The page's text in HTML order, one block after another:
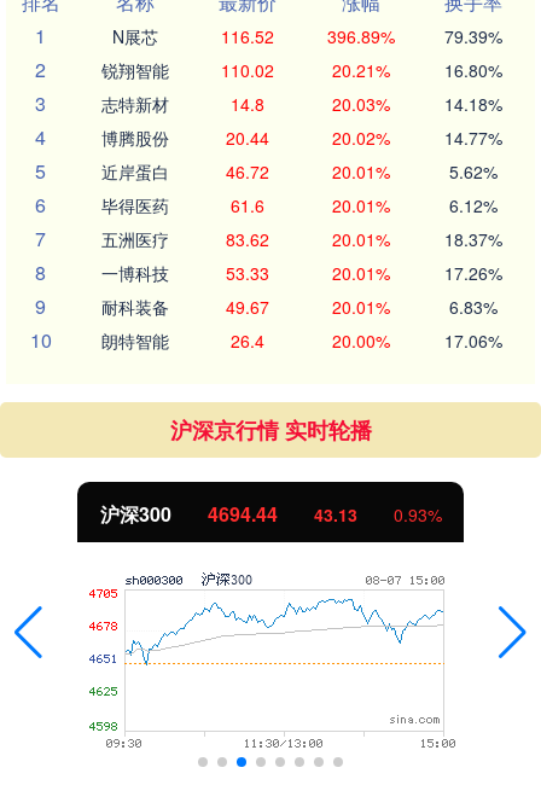
1
N展芯 116.52 396.89% 79.39%
2 锐翔智能 110.02 20.21% 16.80%
3 志特新材 14.8 20.03% 14.18%
4 博腾股份 20.44 20.02% 14.77%
5 近岸蛋白 46.72 20.01% 5.62%
6 毕得医药 61.6 20.01% 6.12%
7 五洲医疗 83.62 20.01% 18.37%
8 一博科技 53.33 20.01% 17.26%
9 耐科装备 49.67 20.01% 6.83%
10 朗特智能 26.4 20.00% 17.06%
沪深京行情 实时轮播
北证50 1134.24 11.37 1.01%